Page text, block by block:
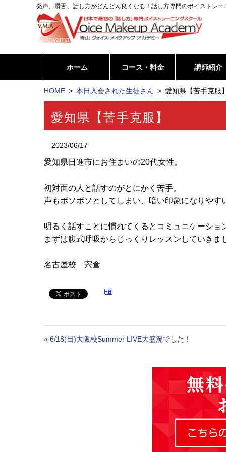
発声、滑舌、話し方がどんどん良くなる！話し方専門のボイストレー
ホーム コース・料金 講師紹介
HOME 本日入会された生徒さん 愛知県【苦手克服
愛知県【苦手克服】
2023/06/17
愛知県日進市にお住まいの20代女性。
初対面の人と話すのがとにかく苦手。
声もボソボソとしてしまい、暗い印象になりや
明るく話すことに慣れてくるとコミュニケーシ
まずは腹式呼吸からじっくりレッスンしていきま
名古屋校 宍倉
« 6/18(日)大阪校Summer LIVE大盛況でした！